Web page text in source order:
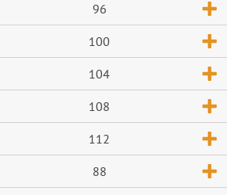
96
100
104
108
112
88